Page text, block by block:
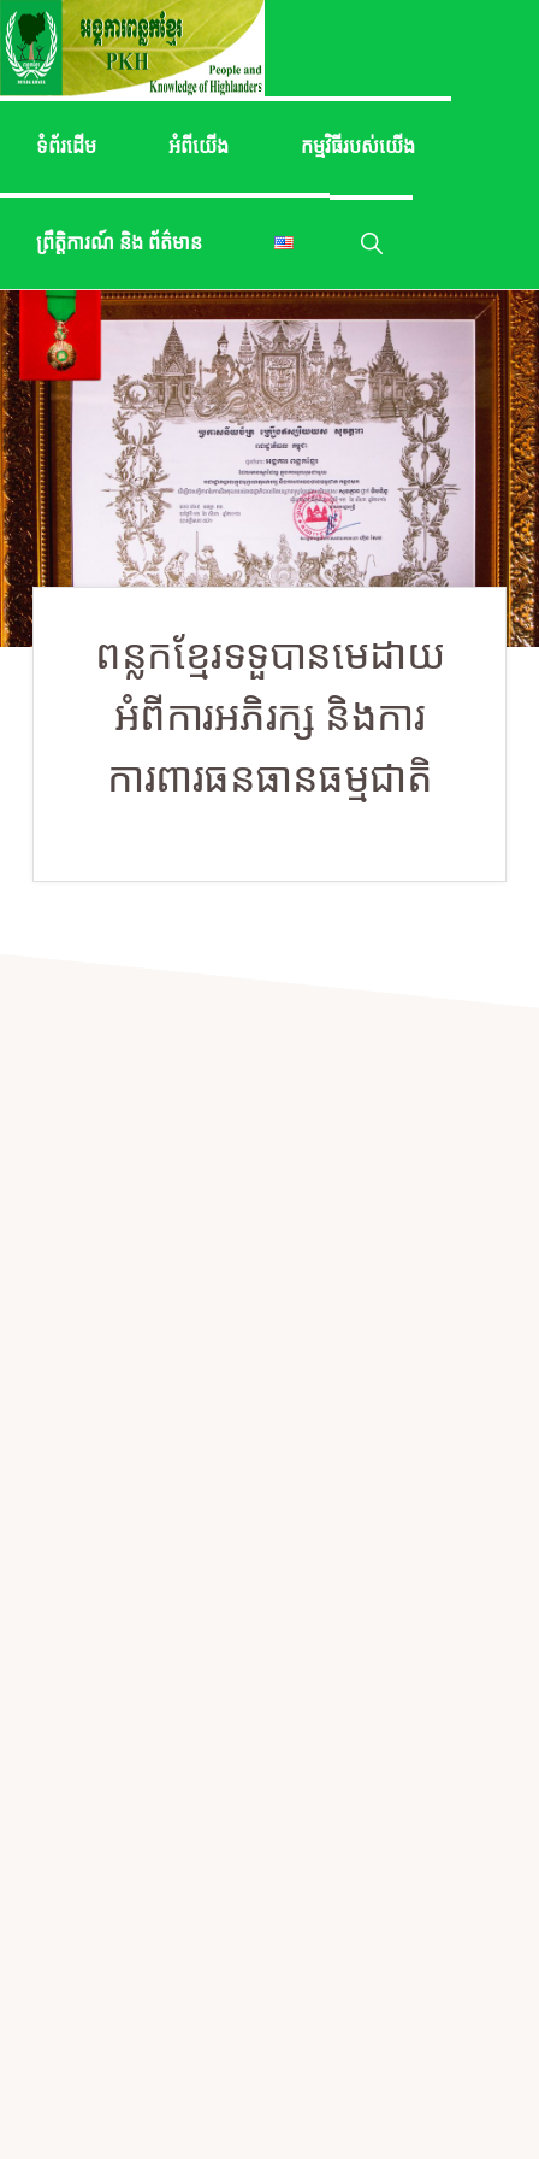
Skip
to
primary
navigation
Skip
to
main
content
ពន្លក
ចំណេះ
ជនជាតិ
ដើមភាគ
ទំព័រដើម អំពីយើង កម្មវិធីរបស់យើង
ព្រឹត្តិការណ៍ និង ព័ត៌មាន
Show
Search
ពន្លកខ្មែរទទួបានមេដាយ
អំពីការអភិរក្ស និងការ
ការពារធនធានធម្មជាតិ